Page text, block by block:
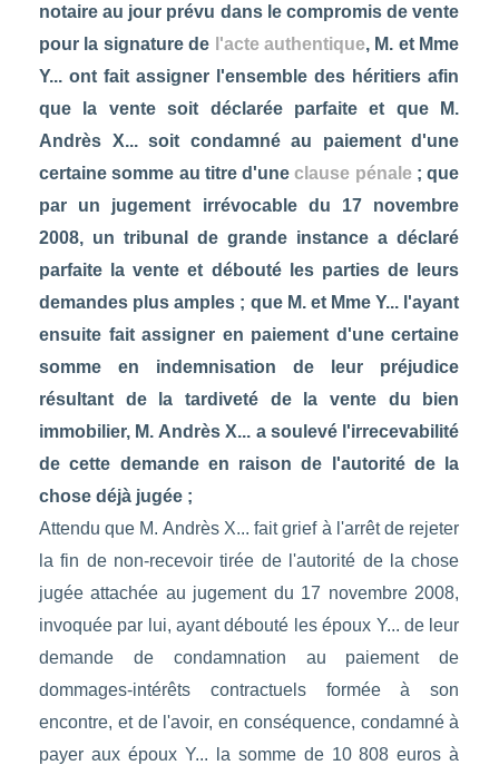
notaire au jour prévu dans le compromis de vente
pour la signature de l'acte authentique, M. et Mme
Y... ont fait assigner l'ensemble des héritiers afin
que la vente soit déclarée parfaite et que M.
Andrès X... soit condamné au paiement d'une
certaine somme au titre d'uneclause pénale; que
par un jugement irrévocable du 17 novembre
2008, un tribunal de grande instance a déclaré
parfaite la vente et débouté les parties de leurs
demandes plus amples ; que M. et Mme Y... l'ayant
ensuite fait assigner en paiement d'une certaine
somme en indemnisation de leur préjudice
résultant de la tardiveté de la vente du bien
immobilier, M. Andrès X... a soulevé l'irrecevabilité
de cette demande en raison de l'autorité de la
chose déjà jugée ;
Attendu que M. Andrès X... fait grief à l'arrêt de rejeter
la fin de non-recevoir tirée de l'autorité de la chose
jugée attachée au jugement du 17 novembre 2008,
invoquée par lui, ayant débouté les époux Y... de leur
demande de condamnation au paiement de
dommages-intérêts contractuels formée à son
encontre, et de l'avoir, en conséquence, condamné à
payer aux époux Y... la somme de 10 808 euros à